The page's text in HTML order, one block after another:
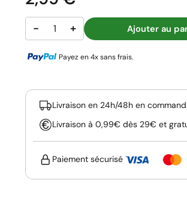
− + Ajouter au
Payez en 4x sans frais.
Livraison en 24h/48h en
Livraison à 0,99€ dès 29€ et
Paiement sécurisé